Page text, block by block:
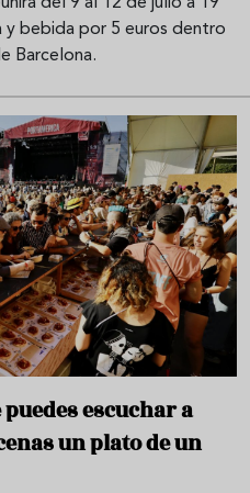
y bebida por 5 euros dentro
Barcelona.
escuchar a
un plato de un